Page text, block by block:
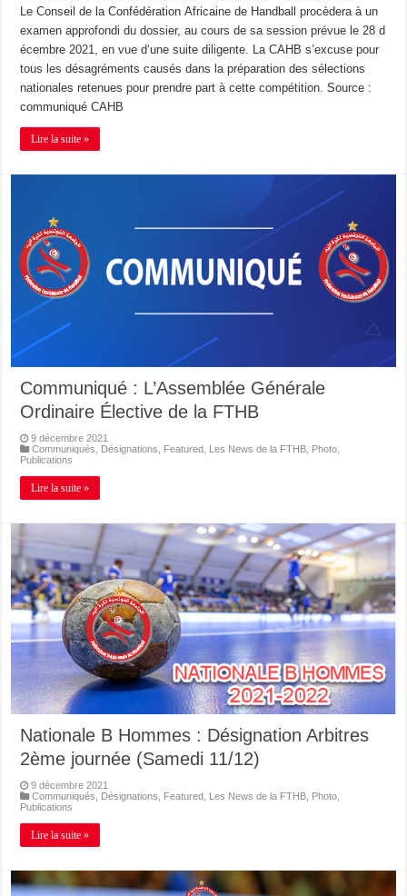
Le Conseil de la Confédération Africaine de Handball procèdera à un
examen approfondi du dossier, au cours de sa session prévue le 28 d
écembre 2021, en vue d‘une suite diligente. La CAHB s’excuse pour
tous les désagréments causés dans la préparation des sélections
nationales retenues pour prendre part à cette compétition. Source :
communiqué CAHB
Lire la suite »
Communiqué : L’Assemblée Générale
Ordinaire Élective de la FTHB
9 décembre 2021
Communiqués
Désignations Featured Les News de la FTHB Photo
Publications
Lire la suite »
Nationale B Hommes : Désignation Arbitres
2ème journée (Samedi 11/12)
9 décembre 2021
Communiqués
Désignations Featured Les News de la FTHB Photo
Publications
Lire la suite »